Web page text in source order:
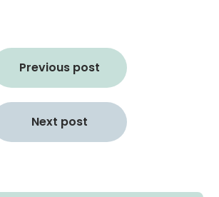
Previous post
Next post